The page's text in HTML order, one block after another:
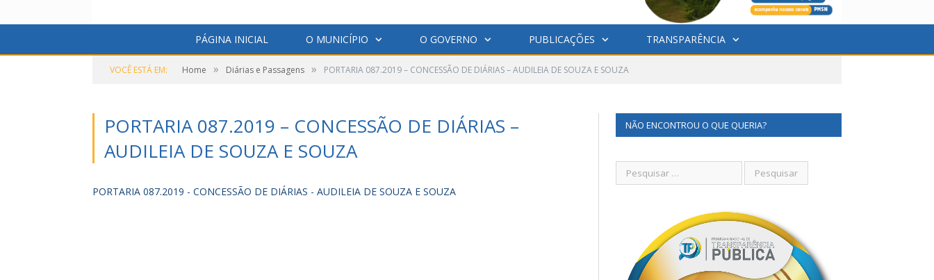
PÁGINA INICIAL O MUNICÍPIO O GOVERNO PUBLICAÇÕES TRANSPARÊNCIA
VOCÊ ESTÁ EM: Home » Diárias e Passagens » PORTARIA 087.2019 – CONCESSÃO DE DIÁRIAS – AUDILEIA DE SOUZA E SOUZA
PORTARIA 087.2019 – CONCESSÃO DE DIÁRIAS –
AUDILEIA DE SOUZA E SOUZA
PORTARIA 087.2019 - CONCESSÃO DE DIÁRIAS - AUDILEIA DE SOUZA E SOUZA
NÃO ENCONTROU O QUE QUERIA?